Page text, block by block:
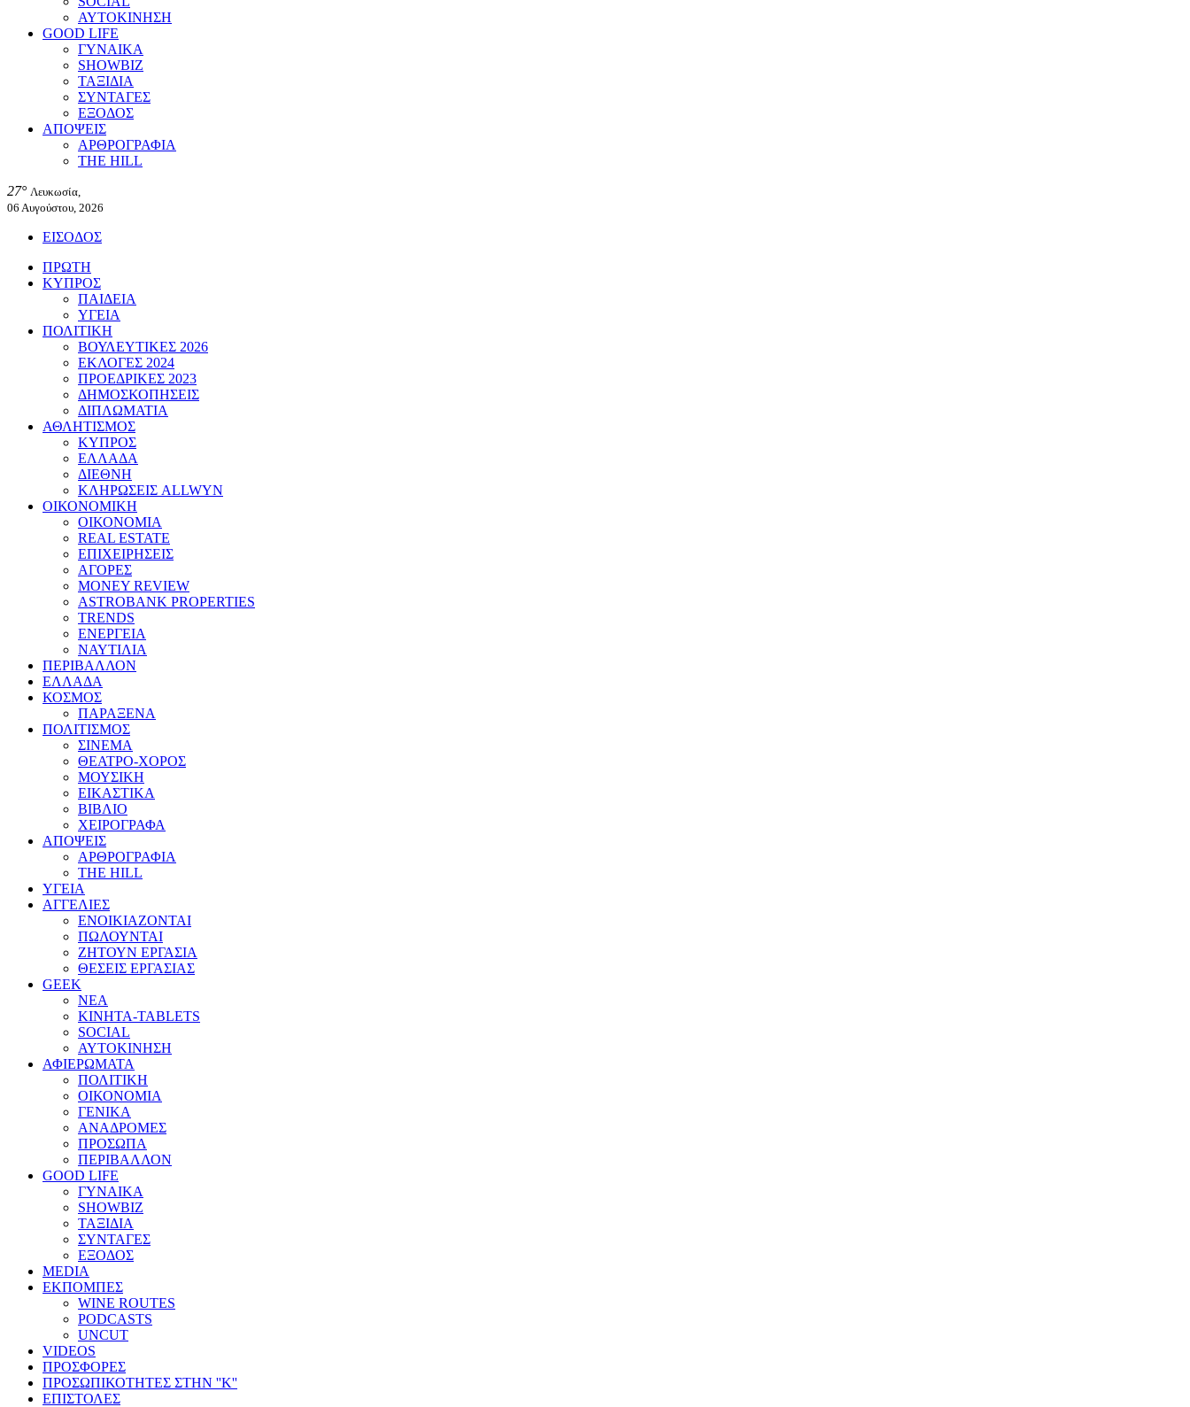
ΑΥΤΟΚΙΝΗΣΗ
GOOD LIFE
ΓΥΝΑΙΚΑ
SHOWBIZ
ΤΑΞΙΔΙΑ
ΣΥΝΤΑΓΕΣ
ΕΞΟΔΟΣ
ΑΠΟΨΕΙΣ
ΑΡΘΡΟΓΡΑΦΙΑ
THE HILL
27° Λευκωσία,
06 Αυγούστου, 2026
ΕΙΣΟΔΟΣ
ΠΡΩΤΗ
ΚΥΠΡΟΣ
ΠΑΙΔΕΙΑ
ΥΓΕΙΑ
ΠΟΛΙΤΙΚΗ
ΒΟΥΛΕΥΤΙΚΕΣ 2026
ΕΚΛΟΓΕΣ 2024
ΠΡΟΕΔΡΙΚΕΣ 2023
ΔΗΜΟΣΚΟΠΗΣΕΙΣ
ΔΙΠΛΩΜΑΤΙΑ
ΑΘΛΗΤΙΣΜΟΣ
ΚΥΠΡΟΣ
ΕΛΛΑΔΑ
ΔΙΕΘΝΗ
ΚΛΗΡΩΣΕΙΣ ALLWYN
ΟΙΚΟΝΟΜΙΚΗ
ΟΙΚΟΝΟΜΙΑ
REAL ESTATE
ΕΠΙΧΕΙΡΗΣΕΙΣ
ΑΓΟΡΕΣ
MONEY REVIEW
ASTROBANK PROPERTIES
TRENDS
ΕΝΕΡΓΕΙΑ
ΝΑΥΤΙΛΙΑ
ΠΕΡΙΒΑΛΛΟΝ
ΕΛΛΑΔΑ
ΚΟΣΜΟΣ
ΠΑΡΑΞΕΝΑ
ΠΟΛΙΤΙΣΜΟΣ
ΣΙΝΕΜΑ
ΘΕΑΤΡΟ-ΧΟΡΟΣ
ΜΟΥΣΙΚΗ
ΕΙΚΑΣΤΙΚΑ
ΒΙΒΛΙΟ
ΧΕΙΡΟΓΡΑΦΑ
ΑΠΟΨΕΙΣ
ΑΡΘΡΟΓΡΑΦΙΑ
THE HILL
ΥΓΕΙΑ
ΑΓΓΕΛΙΕΣ
ΕΝΟΙΚΙΑΖΟΝΤΑΙ
ΠΩΛΟΥΝΤΑΙ
ΖΗΤΟΥΝ ΕΡΓΑΣΙΑ
ΘΕΣΕΙΣ ΕΡΓΑΣΙΑΣ
GEEK
ΝΕΑ
ΚΙΝΗΤΑ-TABLETS
SOCIAL
ΑΥΤΟΚΙΝΗΣΗ
ΑΦΙΕΡΩΜΑΤΑ
ΠΟΛΙΤΙΚΗ
ΟΙΚΟΝΟΜΙΑ
ΓΕΝΙΚΑ
ΑΝΑΔΡΟΜΕΣ
ΠΡΟΣΩΠΑ
ΠΕΡΙΒΑΛΛΟΝ
GOOD LIFE
ΓΥΝΑΙΚΑ
SHOWBIZ
ΤΑΞΙΔΙΑ
ΣΥΝΤΑΓΕΣ
ΕΞΟΔΟΣ
MEDIA
ΕΚΠΟΜΠΕΣ
WINE ROUTES
PODCASTS
UNCUT
VIDEOS
ΠΡΟΣΦΟΡΕΣ
ΠΡΟΣΩΠΙΚΟΤΗΤΕΣ ΣΤΗΝ ''Κ''
ΕΠΙΣΤΟΛΕΣ